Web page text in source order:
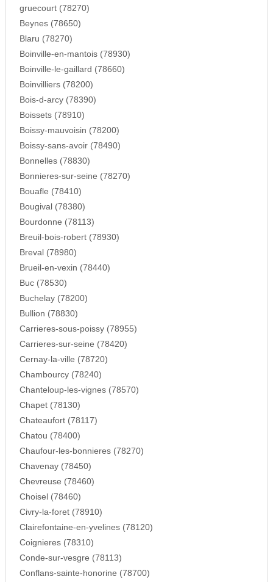
gruecourt (78270)
Beynes (78650)
Blaru (78270)
Boinville-en-mantois (78930)
Boinville-le-gaillard (78660)
Boinvilliers (78200)
Bois-d-arcy (78390)
Boissets (78910)
Boissy-mauvoisin (78200)
Boissy-sans-avoir (78490)
Bonnelles (78830)
Bonnieres-sur-seine (78270)
Bouafle (78410)
Bougival (78380)
Bourdonne (78113)
Breuil-bois-robert (78930)
Breval (78980)
Brueil-en-vexin (78440)
Buc (78530)
Buchelay (78200)
Bullion (78830)
Carrieres-sous-poissy (78955)
Carrieres-sur-seine (78420)
Cernay-la-ville (78720)
Chambourcy (78240)
Chanteloup-les-vignes (78570)
Chapet (78130)
Chateaufort (78117)
Chatou (78400)
Chaufour-les-bonnieres (78270)
Chavenay (78450)
Chevreuse (78460)
Choisel (78460)
Civry-la-foret (78910)
Clairefontaine-en-yvelines (78120)
Coignieres (78310)
Conde-sur-vesgre (78113)
Conflans-sainte-honorine (78700)